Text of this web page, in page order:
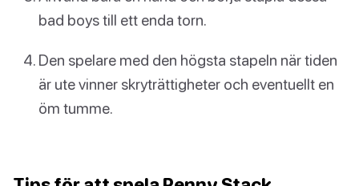
bad boys till ett enda torn.
Den spelare med den högsta stapeln när tiden
är ute vinner skryträttigheter och eventuellt en
öm tumme.